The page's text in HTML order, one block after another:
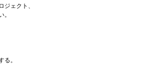
ジェクト、
。
る。